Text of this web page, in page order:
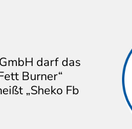
darf das
Burner“
„Sheko Fb